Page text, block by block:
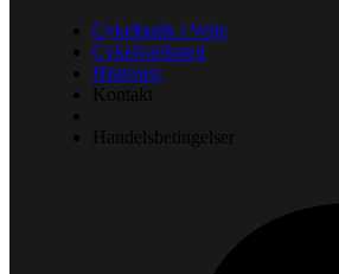
Cykelbutik i Vejle
Cykelværksted
Historien
Kontakt
Handelsbetingelser